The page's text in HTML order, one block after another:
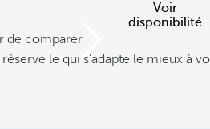
Voir
disponibilité
de comparer
le qui s’adapte le mieux à